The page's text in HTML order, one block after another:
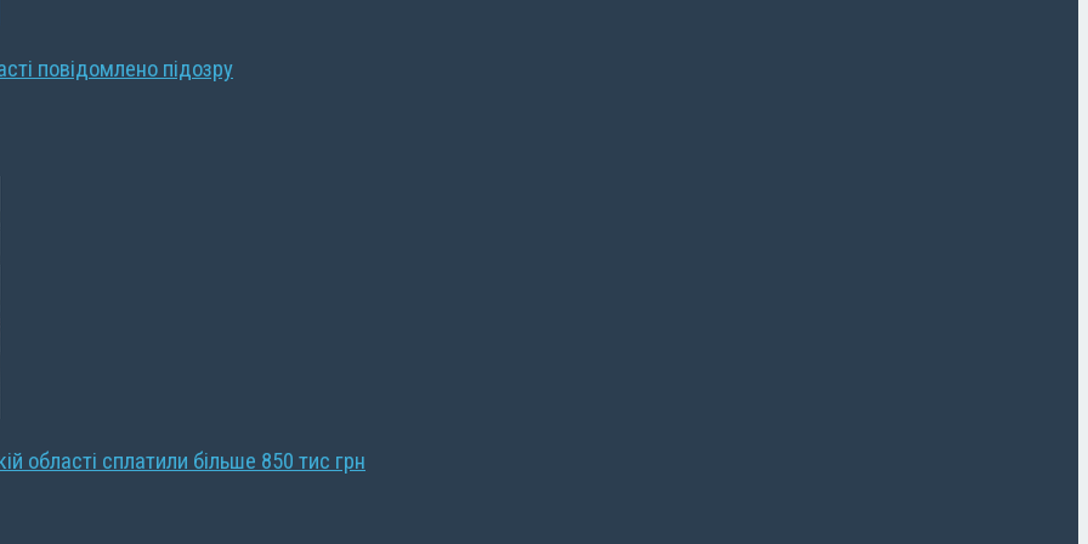
повідомлено підозру
області сплатили більше 850 тис грн